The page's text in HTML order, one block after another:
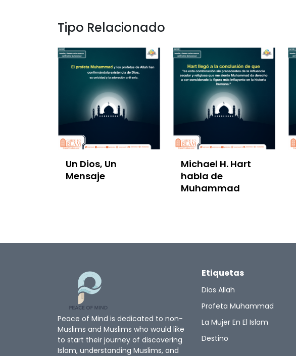
Tipo Relacionado
Un Dios, Un
Mensaje
Michael H. Hart
habla de
Muhammad
Peace of Mind is dedicated to non-
Muslims and Muslims who would like
to start their journey of discovering
Islam, understanding Muslims, and
Etiquetas
Dios Allah
Profeta Muhammad
La Mujer En El Islam
Destino